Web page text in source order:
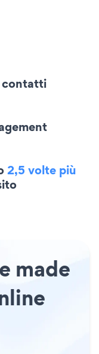
contatti
2,5 volte più
made